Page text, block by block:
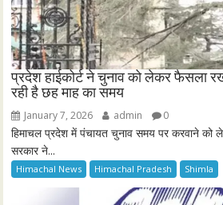
प्रदेश हाईकोर्ट ने चुनाव को लेकर फैसला
रही है छह माह का समय
January 7, 2026 admin 0
हिमाचल प्रदेश में पंचायत चुनाव समय पर करवाने को
सरकार ने...
Himachal News Himachal Pradesh Shimla